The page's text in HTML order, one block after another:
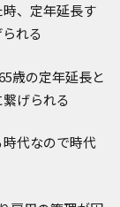
、定年延長す
れる
歳の定年延長と
げられる
代なので時代